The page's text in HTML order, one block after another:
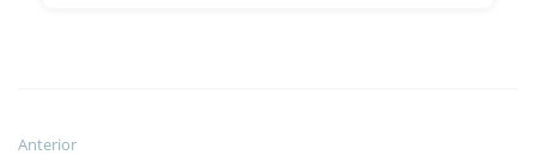
Anterior